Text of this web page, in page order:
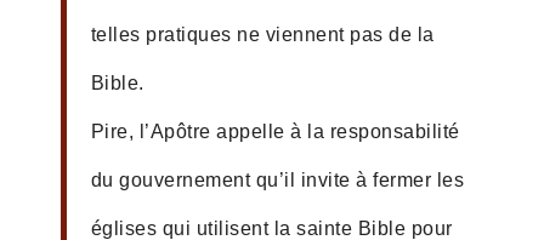
telles pratiques ne viennent pas de la
Bible.
Pire, l’Apôtre appelle à la responsabilité
du gouvernement qu’il invite à fermer les
églises qui utilisent la sainte Bible pour